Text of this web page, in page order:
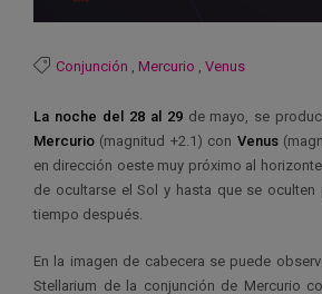
Conjunción Mercurio Venus
La noche del 28 al 29de mayo, se
Mercurio (magnitud +2.1) con Venus
en dirección oeste muy próximo al
de ocultarse el Sol y hasta que se
tiempo después.
En la imagen de cabecera se puede
Stellarium de la conjunción de Mercurio